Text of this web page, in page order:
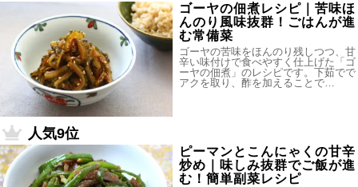
ゴーヤの佃煮レシピ｜苦味ほ
んのり風味抜群！ごはんが進
む常備菜
ゴーヤの苦味をほんのり残しつつ、甘
辛い味付けで食べやすく仕上げた「ゴ
ーヤの佃煮」のレシピです。下茹でで
アクを取り、酢を加えることで…
人気9位
ピーマンとこんにゃくの甘辛
炒め｜味しみ抜群でご飯が進
む！簡単副菜レシピ